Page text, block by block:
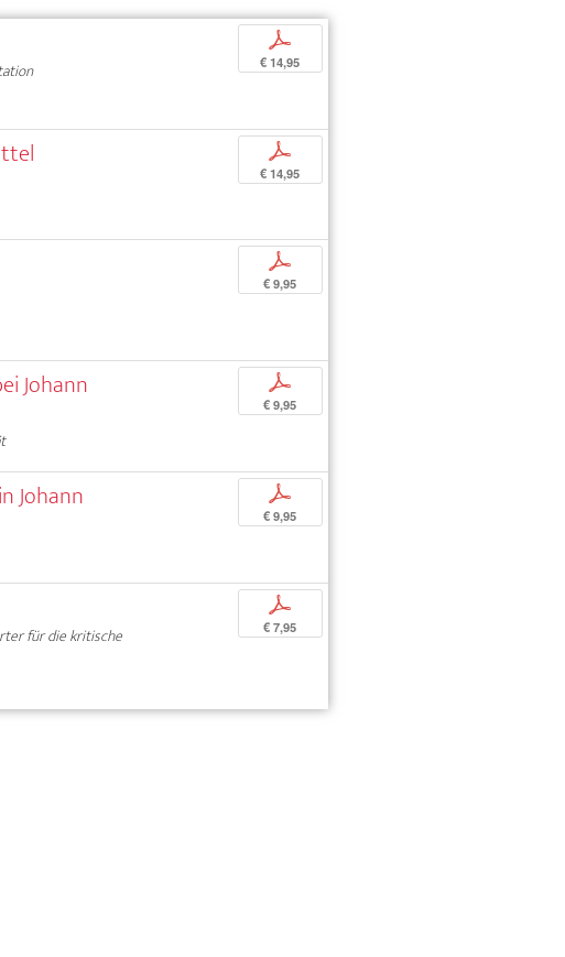
p
€ 14,95
p
€ 14,95
p
€ 9,95
Johann p
€ 9,95
Johann p
€ 9,95
für die kritische
p
€ 7,95